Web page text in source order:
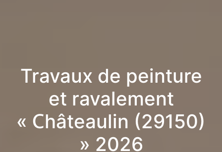
Travaux de peinture
et ravalement
« Châteaulin (29150)
» 2026